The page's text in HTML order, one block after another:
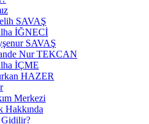
SAVAŞ
İĞNECİ
SAVAŞ
Nur TEKCAN
İÇME
HAZER
Merkezi
Hakkında
Gidilir?